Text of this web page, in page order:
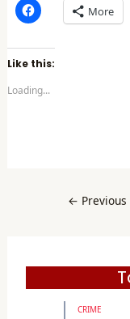
C
l
k
t
o
h
e
s
More
Like this:
Loading...
← Previous
CRIME